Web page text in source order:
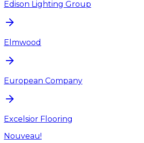
Edison Lighting Group
Elmwood
European Company
Excelsior Flooring
Nouveau!